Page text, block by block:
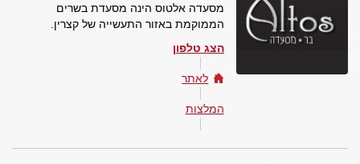
מסעדה אלטוס הינה מסעדת בשרים
הממוקמת באזור התעשייה של קצרין.
הצג טלפון
לאתר
המלצות